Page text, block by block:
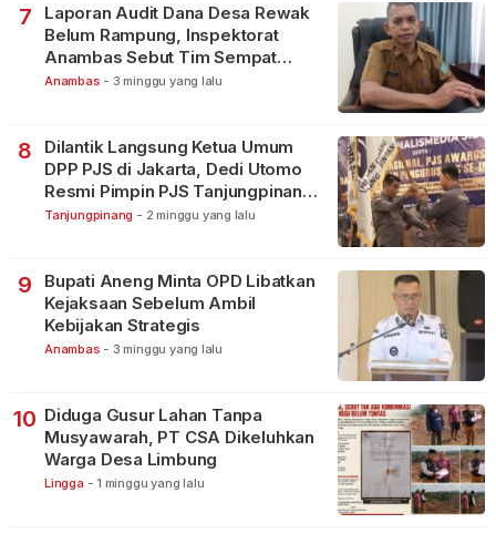
7
Laporan Audit Dana Desa Rewak
Belum Rampung, Inspektorat
Anambas Sebut Tim Sempat
Terbagi Tangani Kasus Lain
Anambas - 3 minggu yang lalu
8
Dilantik Langsung Ketua Umum
DPP PJS di Jakarta, Dedi Utomo
Resmi Pimpin PJS Tanjungpinang-
Bintan
Tanjungpinang - 2 minggu yang lalu
9
Bupati Aneng Minta OPD Libatkan
Kejaksaan Sebelum Ambil
Kebijakan Strategis
Anambas - 3 minggu yang lalu
10 Diduga Gusur Lahan Tanpa
Musyawarah, PT CSA Dikeluhkan
Warga Desa Limbung
Lingga - 1 minggu yang lalu